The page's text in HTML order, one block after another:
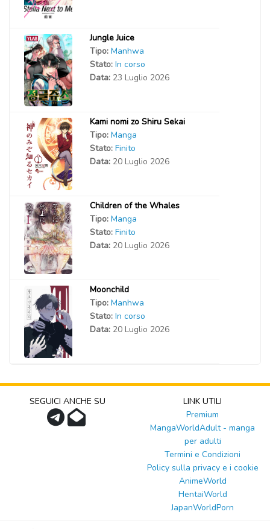
Jungle Juice
Tipo: Manhwa
Stato: In corso
Data: 23 Luglio 2026
Kami nomi zo Shiru Sekai
Tipo: Manga
Stato: Finito
Data: 20 Luglio 2026
Children of the Whales
Tipo: Manga
Stato: Finito
Data: 20 Luglio 2026
Moonchild
Tipo: Manhwa
Stato: In corso
Data: 20 Luglio 2026
SEGUICI ANCHE SU
LINK UTILI
Premium
MangaWorldAdult - manga
per adulti
Termini e Condizioni
Policy sulla privacy e i cookie
AnimeWorld
HentaiWorld
JapanWorldPorn